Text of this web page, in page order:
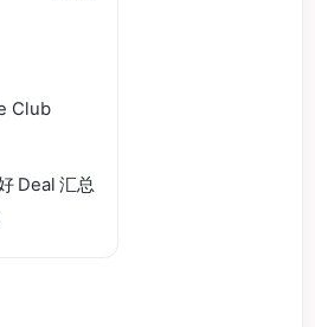
Club
Deal 汇总